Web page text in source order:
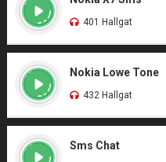
401 Hallgat
Nokia Lowe Tone
432 Hallgat
Sms Chat